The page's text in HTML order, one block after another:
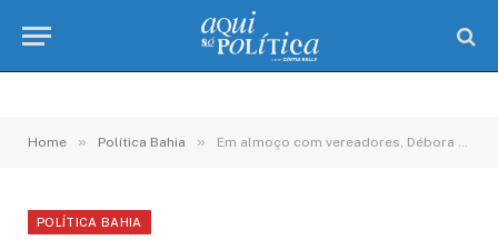
Home » Política Bahia » Em almoço com vereadores, Débora Regis fortalece parceria com base aliada na Câmara
POLÍTICA BAHIA